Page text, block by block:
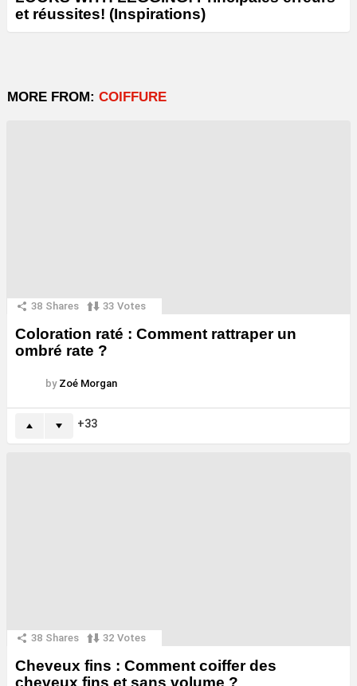
et réussites! (Inspirations)
MORE FROM: COIFFURE
38 Shares 33 Votes
Coloration raté : Comment rattraper un
ombré rate ?
by Zoé Morgan
33
38 Shares 32 Votes
Cheveux fins : Comment coiffer des
cheveux fins et sans volume ?